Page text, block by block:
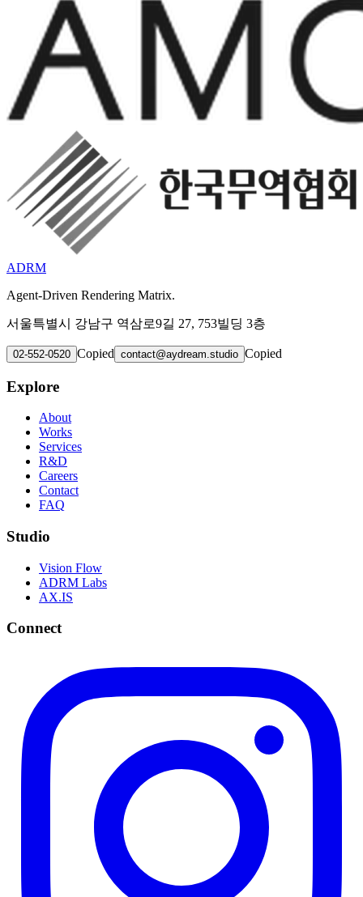
ADRM
Agent-Driven Rendering Matrix.
서울특별시 강남구 역삼로9길 27, 753빌딩 3층
02-552-0520 Copied contact@aydream.studio Copied
Explore
About
Works
Services
R&D
Careers
Contact
FAQ
Studio
Vision Flow
ADRM Labs
AX.IS
Connect